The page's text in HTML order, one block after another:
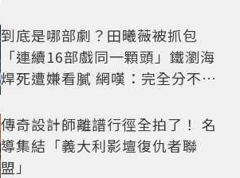
到底是哪部劇？田曦薇被抓包
「連續16部戲同一顆頭」鐵瀏海
焊死遭嫌看膩 網嘆：完全分不出
傳奇設計師離譜行徑全拍了！ 名
導集結「義大利影壇復仇者聯
盟」